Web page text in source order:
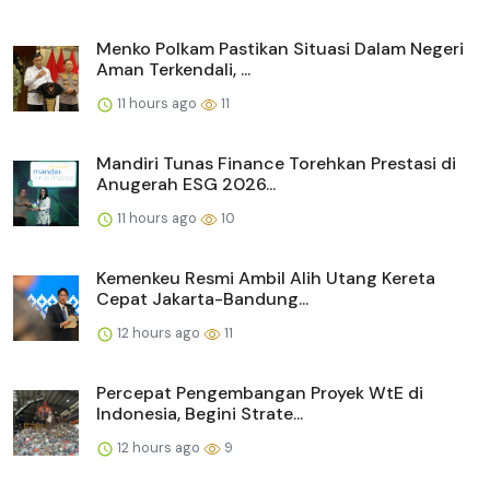
Menko Polkam Pastikan Situasi Dalam Negeri
Aman Terkendali, ...
11 hours ago 11
Mandiri Tunas Finance Torehkan Prestasi di
Anugerah ESG 2026...
11 hours ago 10
Kemenkeu Resmi Ambil Alih Utang Kereta
Cepat Jakarta-Bandung...
12 hours ago 11
Percepat Pengembangan Proyek WtE di
Indonesia, Begini Strate...
12 hours ago 9